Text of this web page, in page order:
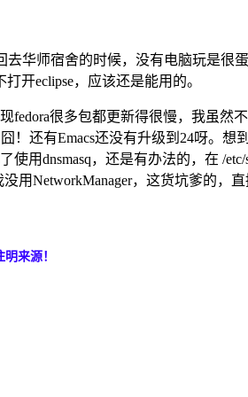
华师宿舍的时候，没有电脑玩是
开eclipse，应该还是能用的。
fedora很多包都更新得很慢，我虽
！还有Emacs还没有升级到24呀。
用dnsmasq，还是有办法的，在 /
用NetworkManager，这货坑爹的，直
来源！